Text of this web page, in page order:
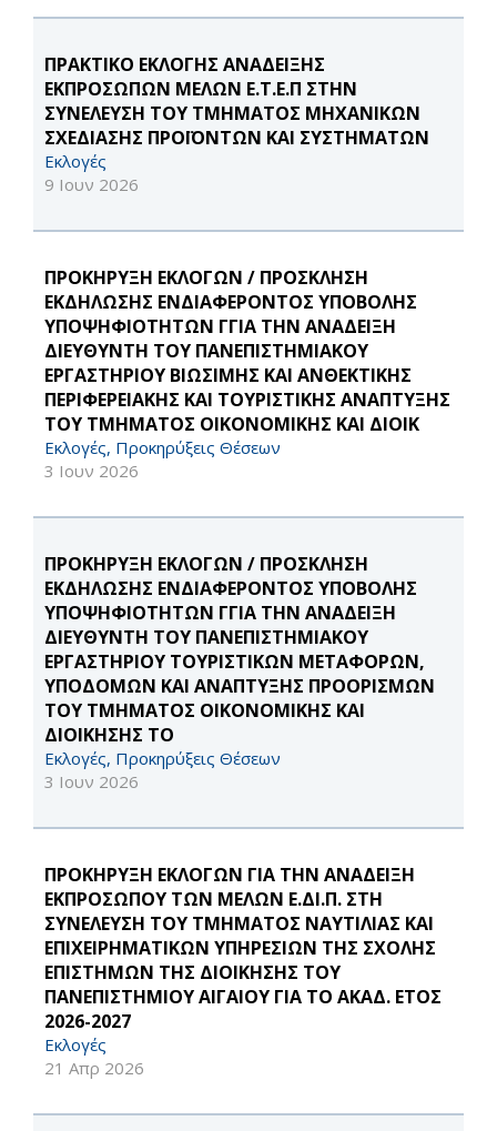
ΠΡΑΚΤΙΚΟ ΕΚΛΟΓΗΣ ΑΝΑΔΕΙΞΗΣ
ΕΚΠΡΟΣΩΠΩΝ ΜΕΛΩΝ Ε.Τ.Ε.Π ΣΤΗΝ
ΣΥΝΕΛΕΥΣΗ ΤΟΥ ΤΜΗΜΑΤΟΣ ΜΗΧΑΝΙΚΩΝ
ΣΧΕΔΙΑΣΗΣ ΠΡΟΪΟΝΤΩΝ ΚΑΙ ΣΥΣΤΗΜΑΤΩΝ
Εκλογές
9 Ιουν 2026
ΠΡΟΚΗΡΥΞΗ ΕΚΛΟΓΩΝ / ΠΡΟΣΚΛΗΣΗ
ΕΚΔΗΛΩΣΗΣ ΕΝΔΙΑΦΕΡΟΝΤΟΣ ΥΠΟΒΟΛΗΣ
ΥΠΟΨΗΦΙΟΤΗΤΩΝ ΓΓΙΑ ΤΗΝ ΑΝΑΔΕΙΞΗ
ΔΙΕΥΘΥΝΤΗ ΤΟΥ ΠΑΝΕΠΙΣΤΗΜΙΑΚΟΥ
ΕΡΓΑΣΤΗΡΙΟΥ ΒΙΩΣΙΜΗΣ ΚΑΙ ΑΝΘΕΚΤΙΚΗΣ
ΠΕΡΙΦΕΡΕΙΑΚΗΣ ΚΑΙ ΤΟΥΡΙΣΤΙΚΗΣ ΑΝΑΠΤΥΞΗΣ
ΤΟΥ ΤΜΗΜΑΤΟΣ ΟΙΚΟΝΟΜΙΚΗΣ ΚΑΙ ΔΙΟΙΚ
Εκλογές, Προκηρύξεις Θέσεων
3 Ιουν 2026
ΠΡΟΚΗΡΥΞΗ ΕΚΛΟΓΩΝ / ΠΡΟΣΚΛΗΣΗ
ΕΚΔΗΛΩΣΗΣ ΕΝΔΙΑΦΕΡΟΝΤΟΣ ΥΠΟΒΟΛΗΣ
ΥΠΟΨΗΦΙΟΤΗΤΩΝ ΓΓΙΑ ΤΗΝ ΑΝΑΔΕΙΞΗ
ΔΙΕΥΘΥΝΤΗ ΤΟΥ ΠΑΝΕΠΙΣΤΗΜΙΑΚΟΥ
ΕΡΓΑΣΤΗΡΙΟΥ ΤΟΥΡΙΣΤΙΚΩΝ ΜΕΤΑΦΟΡΩΝ,
ΥΠΟΔΟΜΩΝ ΚΑΙ ΑΝΑΠΤΥΞΗΣ ΠΡΟΟΡΙΣΜΩΝ
ΤΟΥ ΤΜΗΜΑΤΟΣ ΟΙΚΟΝΟΜΙΚΗΣ ΚΑΙ
ΔΙΟΙΚΗΣΗΣ ΤΟ
Εκλογές, Προκηρύξεις Θέσεων
3 Ιουν 2026
ΠΡΟΚΗΡΥΞΗ ΕΚΛΟΓΩΝ ΓΙΑ ΤΗΝ ΑΝΑΔΕΙΞΗ
ΕΚΠΡΟΣΩΠΟΥ ΤΩΝ ΜΕΛΩΝ Ε.ΔΙ.Π. ΣΤΗ
ΣΥΝΕΛΕΥΣΗ ΤΟΥ ΤΜΗΜΑΤΟΣ ΝΑΥΤΙΛΙΑΣ ΚΑΙ
ΕΠΙΧΕΙΡΗΜΑΤΙΚΩΝ ΥΠΗΡΕΣΙΩΝ ΤΗΣ ΣΧΟΛΗΣ
ΕΠΙΣΤΗΜΩΝ ΤΗΣ ΔΙΟΙΚΗΣΗΣ ΤΟΥ
ΠΑΝΕΠΙΣΤΗΜΙΟΥ ΑΙΓΑΙΟΥ ΓΙΑ ΤΟ ΑΚΑΔ. ΕΤΟΣ
2026-2027
Εκλογές
21 Απρ 2026